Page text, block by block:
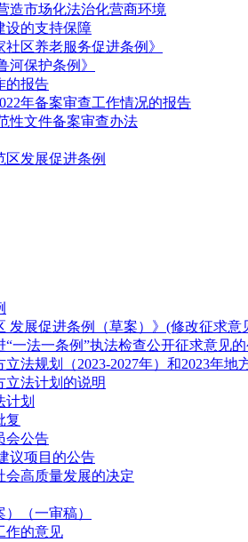
造市场化法治化营商环境
设的支持保障
区养老服务促进条例》
河保护条例》
的报告
年备案审查工作情况的报告
性文件备案审查办法
发展促进条例
发展促进条例（草案）》(修改征求
一法一条例”执法检查公开征求意见
法规划（2023-2027年）和2023年地
立法计划的说明
计划
复
会公告
议项目的公告
会高质量发展的决定
（一审稿）
作的意见